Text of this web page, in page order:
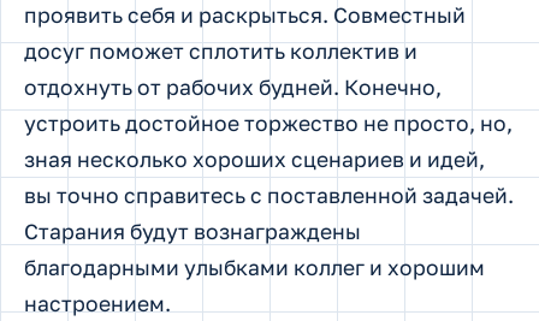
проявить себя и раскрыться. Совместный
досуг поможет сплотить коллектив и
отдохнуть от рабочих будней. Конечно,
устроить достойное торжество не просто, но,
зная несколько хороших сценариев и идей,
вы точно справитесь с поставленной задачей.
Старания будут вознаграждены
благодарными улыбками коллег и хорошим
настроением.